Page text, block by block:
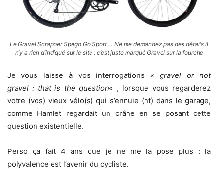
Le Gravel Scrapper Spego Go Sport … Ne me demandez pas des détails il
n’y a rien d’indiqué sur le site : c’est juste marqué Gravel sur la fourche
Je vous laisse à vos interrogations «gravel or not
gravel : that is the question« , lorsque vous regarderez
votre (vos) vieux vélo(s) qui s’ennuie (nt) dans le garage,
comme Hamlet regardait un crâne en se posant cette
question existentielle.
Perso ça fait 4 ans que je ne me la pose plus : la
polyvalence est l’avenir du cycliste.